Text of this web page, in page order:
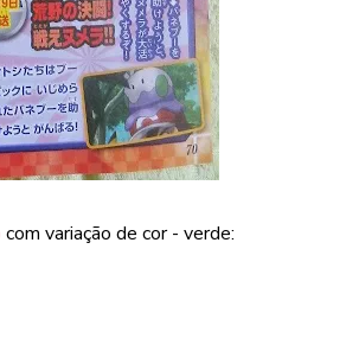
com variação de cor - verde: